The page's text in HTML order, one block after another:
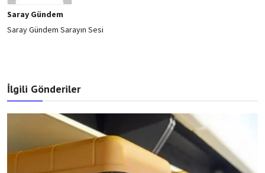
Saray Gündem
Saray Gündem Sarayın Sesi
İlgili Gönderiler